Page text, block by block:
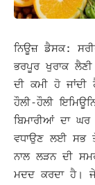
ਨਿਊਜ਼ ਡੈਸਕ:
ਭਰਪੂਰ ਖੁਰਾਕ
ਦੀ ਕਮੀ ਹੋ
ਹੌਲੀ-ਹੌਲੀ
ਬਿਮਾਰੀਆਂ ਦਾ ਘਰ
ਵਧਾਉਣ ਲਈ ਸਭ
ਨਾਲ ਲੜਨ ਦੀ
ਮਦਦ ਕਰਦਾ ਹੈ।